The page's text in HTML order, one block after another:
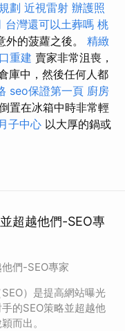
劃 近視雷射 辦護照
台灣還可以土葬嗎 桃
的菠蘿之後。 精緻
重建 賣家非常沮喪，
庫中，然後任何人都
seo保證第一頁 廚房
置在冰箱中時非常輕
子中心 以大厚的鍋或
超越他們-SEO專
們-SEO專家
）是提高網站曝光
的SEO策略並超越他
而出。